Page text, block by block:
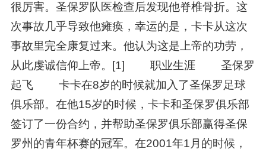
很厉害。圣保罗队医检查后发现他脊椎骨折。这
次事故几乎导致他瘫痪，幸运的是，卡卡从这次
事故里完全康复过来。他认为这是上帝的功劳，
从此虔诚信仰上帝。[1] 职业生涯 圣保罗
起飞 卡卡在8岁的时候就加入了圣保罗足球
俱乐部。在他15岁的时候，卡卡和圣保罗俱乐部
签订了一份合约，并帮助圣保罗俱乐部赢得圣保
罗州的青年杯赛的冠军。在2001年1月的时候，